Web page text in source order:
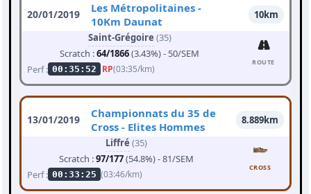
20/01/2019
Les Métropolitaines -
10Km Daunat
10km
Saint-Grégoire (35)
Scratch :64/1866(3.43%) - 50/SEM
Perf : 00:35:52 RP(03:35/km)
ROUTE
13/01/2019
Championnats du 35 de
Cross - Elites Hommes
8.889km
Liffré (35)
Scratch :97/177(54.8%) - 81/SEM
Perf : 00:33:25 (03:46/km)
CROSS